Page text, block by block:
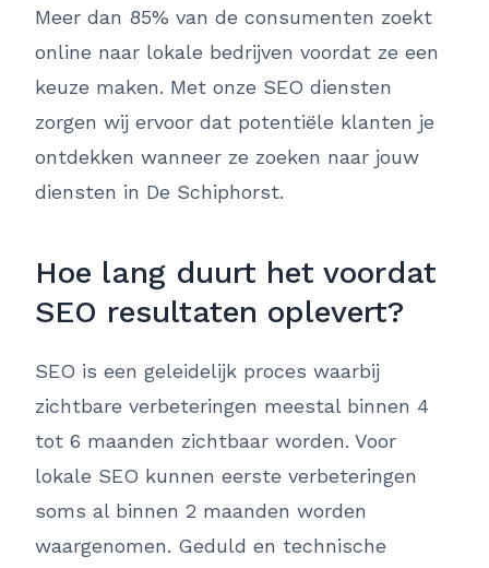
Meer dan 85% van de consumenten zoekt
online naar lokale bedrijven voordat ze een
keuze maken. Met onze SEO diensten
zorgen wij ervoor dat potentiële klanten je
ontdekken wanneer ze zoeken naar jouw
diensten in De Schiphorst.
Hoe lang duurt het voordat
SEO resultaten oplevert?
SEO is een geleidelijk proces waarbij
zichtbare verbeteringen meestal binnen 4
tot 6 maanden zichtbaar worden. Voor
lokale SEO kunnen eerste verbeteringen
soms al binnen 2 maanden worden
waargenomen. Geduld en technische